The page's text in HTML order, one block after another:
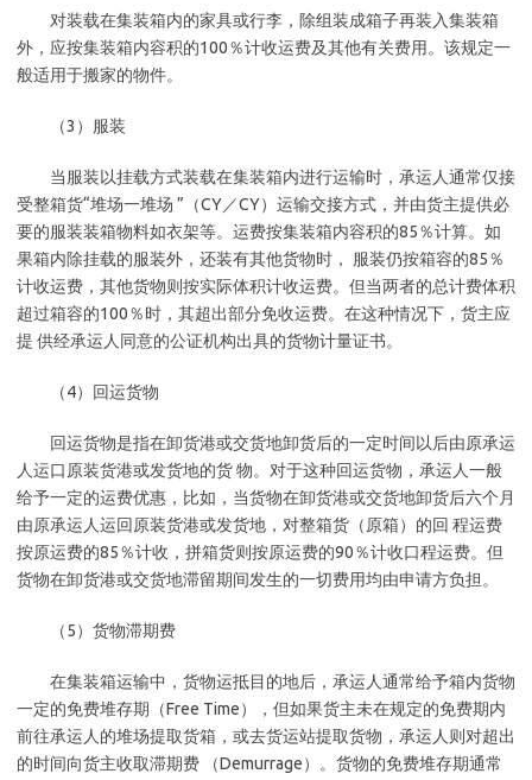
对装载在集装箱内的家具或行李，除组装成箱子再装入集装箱
外，应按集装箱内容积的100％计收运费及其他有关费用。该规定一
般适用于搬家的物件。
（3）服装
当服装以挂载方式装载在集装箱内进行运输时，承运人通常仅接
受整箱货“堆场一堆场 ”（CY／CY）运输交接方式，并由货主提供必
要的服装装箱物料如衣架等。运费按集装箱内容积的85％计算。如
果箱内除挂载的服装外，还装有其他货物时， 服装仍按箱容的85％
计收运费，其他货物则按实际体积计收运费。但当两者的总计费体积
超过箱容的100％时，其超出部分免收运费。在这种情况下，货主应
提 供经承运人同意的公证机构出具的货物计量证书。
（4）回运货物
回运货物是指在卸货港或交货地卸货后的一定时间以后由原承运
人运口原装货港或发货地的货 物。对于这种回运货物，承运人一般
给予一定的运费优惠，比如，当货物在卸货港或交货地卸货后六个月
由原承运人运回原装货港或发货地，对整箱货（原箱）的回 程运费
按原运费的85％计收，拼箱货则按原运费的90％计收口程运费。但
货物在卸货港或交货地滞留期间发生的一切费用均由申请方负担。
（5）货物滞期费
在集装箱运输中，货物运抵目的地后，承运人通常给予箱内货物
一定的免费堆存期（Free Time），但如果货主未在规定的免费期内
前往承运人的堆场提取货箱，或去货运站提取货物，承运人则对超出
的时间向货主收取滞期费 （Demurrage）。货物的免费堆存期通常